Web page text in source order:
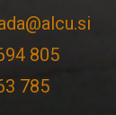
805
785